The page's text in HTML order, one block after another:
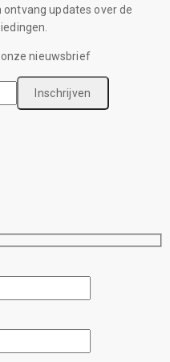
updates over de
nieuwsbrief